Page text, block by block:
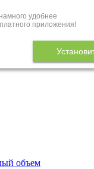
удобнее
приложения!
объем